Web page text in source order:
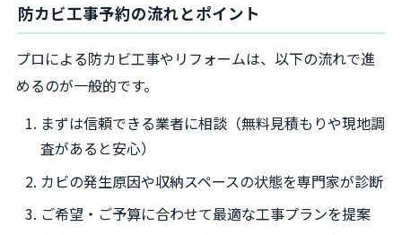
防カビ工事予約の流れとポイント
プロによる防カビ工事やリフォームは、以下の流れで進
めるのが一般的です。
まずは信頼できる業者に相談（無料見積もりや現地調
査があると安心）
カビの発生原因や収納スペースの状態を専門家が診断
ご希望・ご予算に合わせて最適な工事プランを提案